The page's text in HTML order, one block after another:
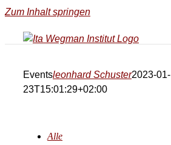
Zum Inhalt springen
Eventsleonhard Schuster2023-01-
23T15:01:29+02:00
Alle